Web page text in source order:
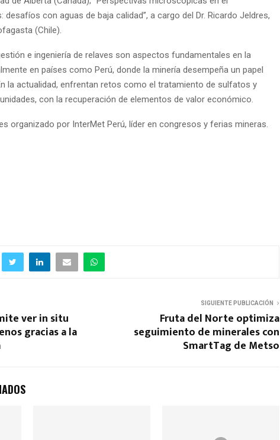
desafíos con aguas de baja calidad”, a cargo del Dr. Ricardo Jeldres,
(Chile).
e ingeniería de relaves son aspectos fundamentales en la
en países como Perú, donde la minería desempeña un papel
la actualidad, enfrentan retos como el tratamiento de sulfatos y
con la recuperación de elementos de valor económico.
organizado por InterMet Perú, líder en congresos y ferias mineras.
ver in situ
gracias a la
SIGUIENTE PUBLICACIÓN
Fruta del Norte optimiza
seguimiento de minerales con
SmartTag de Metso